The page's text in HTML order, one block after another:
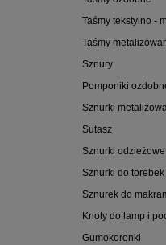
Taśmy tekstylno -
Taśmy
Sznury
Pomponiki
Sznurki
Sutasz
Sznurki odzieżowe
Sznurki do torebek
Sznurek do
Knoty do lamp i
Gumokoronki